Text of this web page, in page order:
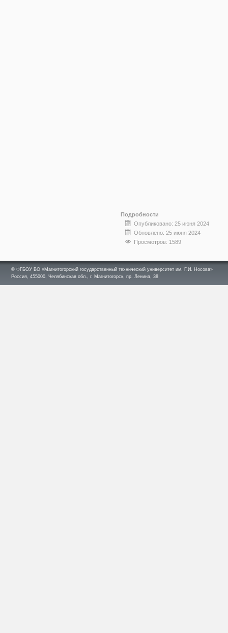
Подробности
Опубликовано: 25 июня 2024
Обновлено: 25 июня 2024
Просмотров: 1589
© ФГБОУ ВО «Магнитогорский государственный технический университет им. Г.И. Носова»
Россия, 455000, Челябинская обл., г. Магнитогорск, пр. Ленина, 38